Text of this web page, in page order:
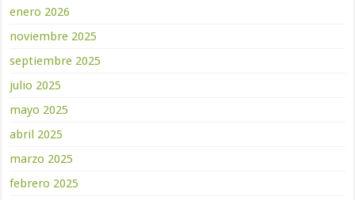
enero 2026
noviembre 2025
septiembre 2025
julio 2025
mayo 2025
abril 2025
marzo 2025
febrero 2025